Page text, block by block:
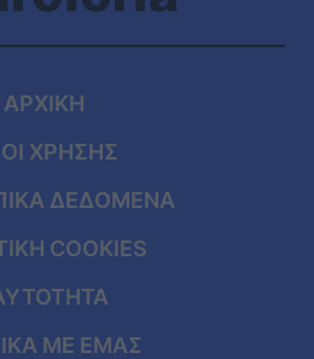
ΑΡΧΙΚΗ
ΧΡΗΣΗΣ
ΔΕΔΟΜΕΝΑ
COOKIES
ΜΕ ΕΜΑΣ